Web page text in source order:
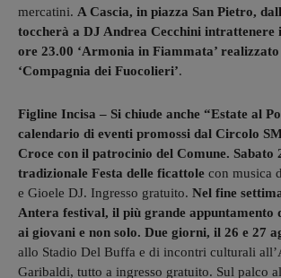
mercatini. A Cascia, in piazza San Pietro,
toccherà a DJ Andrea Cecchini intrattenere
ore 23.00 ‘Armonia in Fiammata’
‘Compagnia dei Fuocolieri’.
Figline Incisa – Si chiude anche “Estate al
calendario di eventi promossi dal Circolo
Croce con il patrocinio del Comune. Sabato
tradizionale Festa delle ficattole con musica
e Gioele DJ. Ingresso gratuito. Nel fine
Antera festival, il più grande appuntamento
ai giovani e non solo. Due giorni, il 26 e 27
allo Stadio Del Buffa e di incontri culturali
Garibaldi, tutto a ingresso gratuito. Sul palco